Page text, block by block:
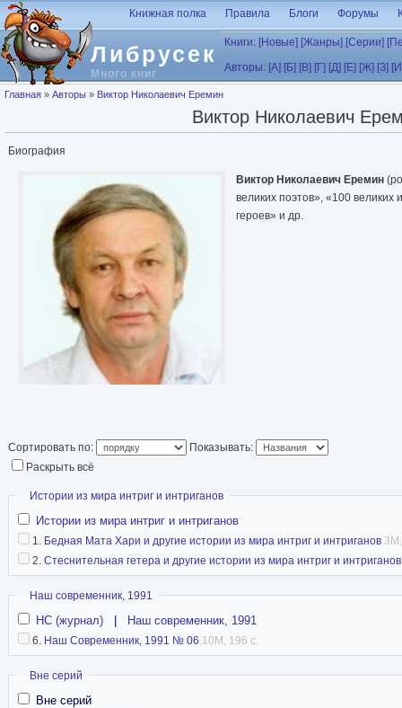
Перейти к основному содержанию
Либрусек
Много книг
Книжная полка Правила Блоги Форумы
Книги: [Новые] [Жанры] [Серии]
Авторы: [А] [Б] [В] [Г] [Д] [Е] [Ж] [З]
Вы здесь
Главная » Авторы » Виктор Николаевич Еремин
Виктор Николаевич
Биография
Виктор Николаевич Еремин
великих поэтов», «100 великих
героев» и др.
Сортировать по:
Показывать:
Раскрыть всё
Скрыть
Истории из мира интриг и интриганов
Истории из мира интриг и интриганов
1. Бедная Мата Хари и другие истории из мира интриг и интриганов
2. Стеснительная гетера и другие истории из мира интриг и интриганов
Скрыть
Наш современник, 1991
НС (журнал) Наш современник, 1991
6. Наш Современник, 1991 № 06 10M, 196 с.
Скрыть
Вне серий
Вне серий